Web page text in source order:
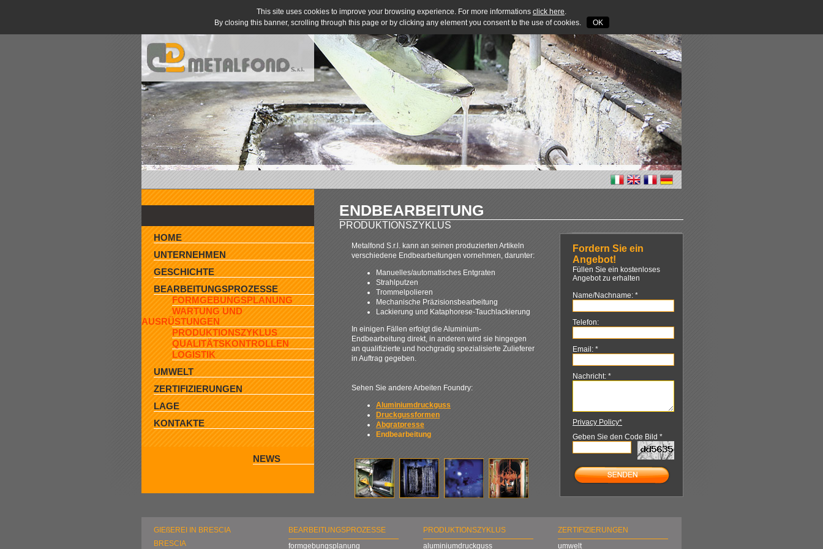
This site uses cookies to improve your browsing experience. For more informations click here.
By closing this banner, scrolling through this page or by clicking any element you consent to the use of cookies.
OK
ENDBEARBEITUNG
PRODUKTIONSZYKLUS
Fordern Sie ein
Angebot!
Füllen Sie ein kostenloses
Angebot zu erhalten
Name/Nachname: *
Telefon:
Email: *
Nachricht: *
Privacy Policy*
Geben Sie den Code Bild *
Metalfond S.r.l. kann an seinen produzierten Artikeln
verschiedene Endbearbeitungen vornehmen, darunter:
Manuelles/automatisches Entgraten
Strahlputzen
Trommelpolieren
Mechanische Präzisionsbearbeitung
Lackierung und Kataphorese-Tauchlackierung
In einigen Fällen erfolgt die Aluminium-
Endbearbeitung direkt, in anderen wird sie hingegen
an qualifizierte und hochgradig spezialisierte Zulieferer
in Auftrag gegeben.
Sehen Sie andere Arbeiten Foundry:
Aluminiumdruckguss
Druckgussformen
Abgratpresse
Endbearbeitung
HOME
UNTERNEHMEN
GESCHICHTE
BEARBEITUNGSPROZESSE
FORMGEBUNGSPLANUNG
WARTUNG UND
AUSRÜSTUNGEN
PRODUKTIONSZYKLUS
QUALITÄTSKONTROLLEN
LOGISTIK
UMWELT
ZERTIFIZIERUNGEN
LAGE
KONTAKTE
NEWS
GIEßEREI IN BRESCIA
BRESCIA
BEARBEITUNGSPROZESSE
formgebungsplanung
PRODUKTIONSZYKLUS
aluminiumdruckguss
ZERTIFIZIERUNGEN
umwelt